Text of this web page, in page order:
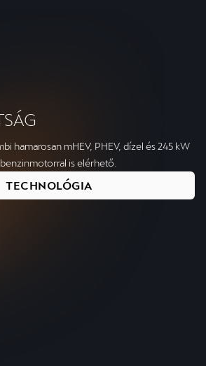
hamarosan mHEV, PHEV, dízel és 245 kW
is elérhető.
TECHNOLÓGIA